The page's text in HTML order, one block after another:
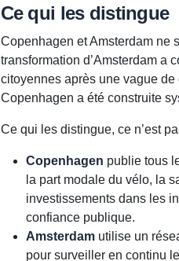
Ce qui les distingue
Copenhagen et Amsterdam ne
transformation d’Amsterdam a
citoyennes après une vague de
Copenhagen a été construite
Ce qui les distingue, ce n’est
Copenhagen publie tous
la part modale du vélo, la
investissements dans les
confiance publique.
Amsterdamutilise un
pour surveiller en continu